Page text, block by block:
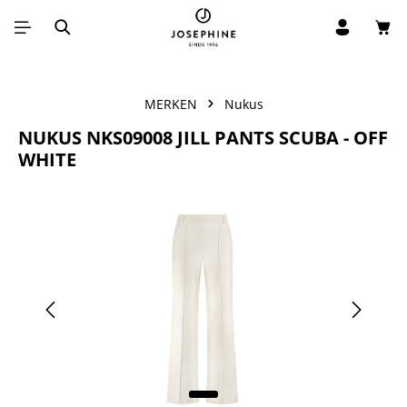
Ga naar de hoofdinhoud
MERKEN Nukus
NUKUS NKS09008 JILL PANTS SCUBA - OFF
WHITE
Afbeeldingengalerij overslaan